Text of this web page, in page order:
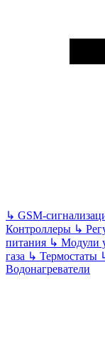
↳ GSM-
Контроллеры ↳
питания ↳ Модули
газа ↳ Термостаты
Водонагреватели